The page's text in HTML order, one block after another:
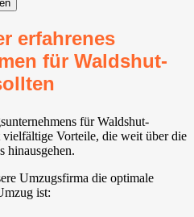
erfahrenes
für Waldshut-
für Waldshut-
Vorteile, die weit über die
hinausgehen.
Umzugsfirma die optimale
ist: